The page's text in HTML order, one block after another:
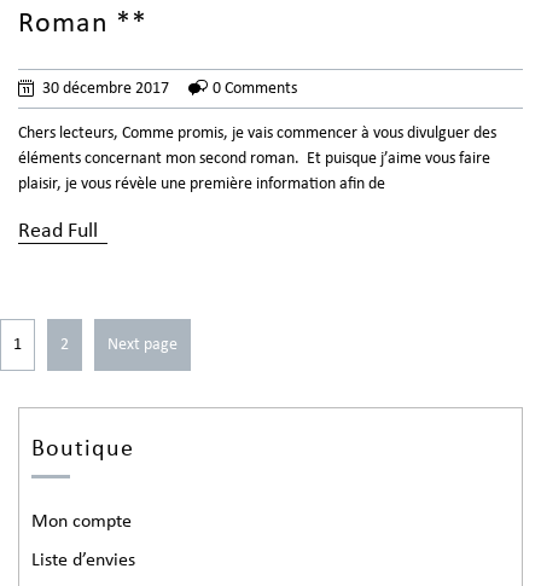
Roman **
30 décembre 2017 0 Comments
Chers lecteurs, Comme promis, je vais commencer à vous divulguer des
éléments concernant mon second roman. Et puisque j’aime vous faire
plaisir, je vous révèle une première information afin de
Read Full
1 2 Next page
Boutique
Mon compte
Liste d’envies